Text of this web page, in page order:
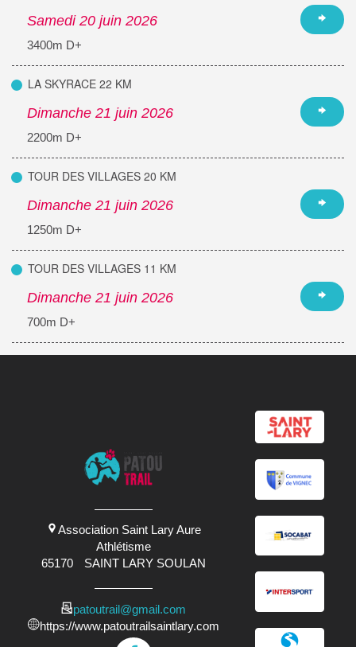
Samedi 20 juin 2026
3400m D+
LA SKYRACE 22 KM
Dimanche 21 juin 2026
2200m D+
TOUR DES VILLAGES 20 KM
Dimanche 21 juin 2026
1250m D+
TOUR DES VILLAGES 11 KM
Dimanche 21 juin 2026
700m D+
Association Saint Lary Aure
Athlétisme
65170
SAINT LARY SOULAN
patoutrail@gmail.com
https://www.patoutrailsaintlary.com